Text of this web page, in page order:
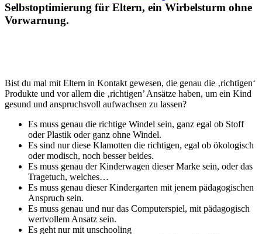
Selbstoptimierung für Eltern, ein Wirbelsturm ohne
Vorwarnung.
Bist du mal mit Eltern in Kontakt gewesen, die genau die ‚richtigen‘
Produkte und vor allem die ‚richtigen’ Ansätze haben, um ein Kind
gesund und anspruchsvoll aufwachsen zu lassen?
Es muss genau die richtige Windel sein, ganz egal ob Stoff
oder Plastik oder ganz ohne Windel.
Es sind nur diese Klamotten die richtigen, egal ob ökologisch
oder modisch, noch besser beides.
Es muss genau der Kinderwagen dieser Marke sein, oder das
Tragetuch, welches…
Es muss genau dieser Kindergarten mit jenem pädagogischen
Anspruch sein.
Es muss genau und nur das Computerspiel, mit pädagogisch
wertvollem Ansatz sein.
Es geht nur mit unschooling